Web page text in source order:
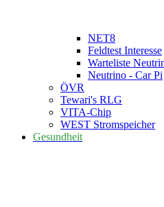
NET8
Feldtest Interesse
Warteliste
Neutrino - Car Pi
ÖVR
Tewari's RLG
VITA-Chip
WEST Stromspeicher
Gesundheit